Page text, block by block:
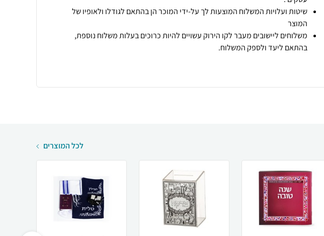
שיטות ועלויות המשלוח המוצעות לך על-ידי המוכר הן בהתאם לגודלו ולאופיו של
המוצר
משלוחים ליישובים מעבר לקו הירוק עשויים להיות כרוכים בעלות משלוח נוספת,
בהתאם ליעד ולספק המשלוח.
לכל המוצרים